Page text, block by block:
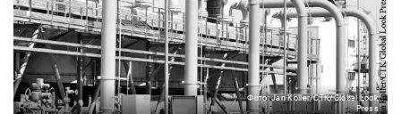
Фото: Jan Koller/CTK/Global Look
Press